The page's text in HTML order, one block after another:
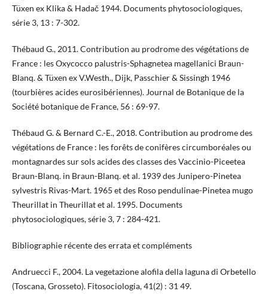
Tüxen ex Klika & Hadač 1944. Documents phytosociologiques,
série 3, 13 : 7-302.
Thébaud G., 2011. Contribution au prodrome des végétations de
France : les Oxycocco palustris-Sphagnetea magellanici Braun-
Blanq. & Tüxen ex V.Westh., Dijk, Passchier & Sissingh 1946
(tourbières acides eurosibériennes). Journal de Botanique de la
Société botanique de France, 56 : 69-97.
Thébaud G. & Bernard C.-E., 2018. Contribution au prodrome des
végétations de France : les forêts de conifères circumboréales ou
montagnardes sur sols acides des classes des Vaccinio-Piceetea
Braun-Blanq. in Braun-Blanq. et al. 1939 des Junipero-Pinetea
sylvestris Rivas-Mart. 1965 et des Roso pendulinae-Pinetea mugo
Theurillat in Theurillat et al. 1995. Documents
phytosociologiques, série 3, 7 : 284-421.
Bibliographie récente des errata et compléments
Andruecci F., 2004. La vegetazione alofila della laguna di Orbetello
(Toscana, Grosseto). Fitosociologia, 41(2) : 31 49.